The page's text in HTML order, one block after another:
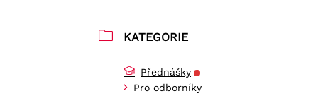
KATEGORIE
Přednášky
Pro odborníky